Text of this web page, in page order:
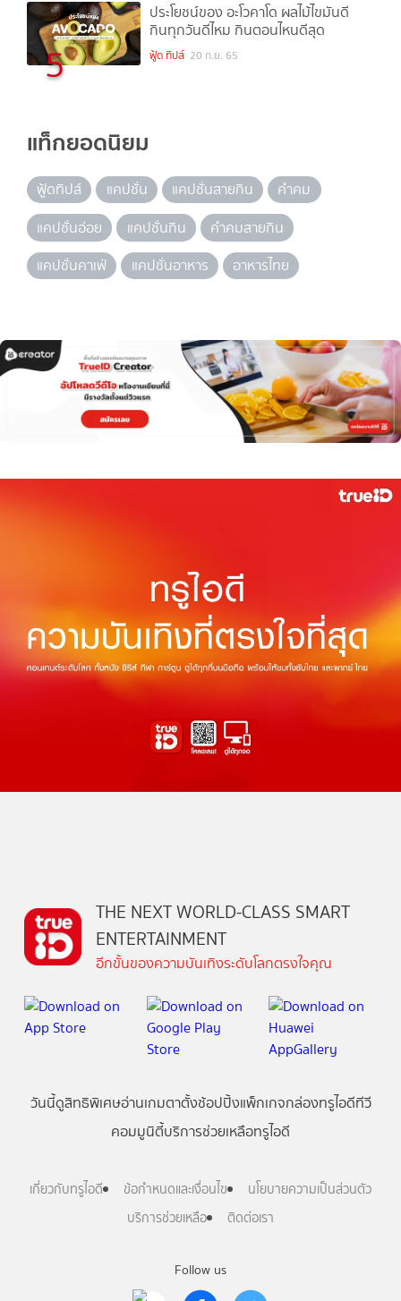
5
ประโยชน์ของ อะโวคาโด ผลไม้ไขมันดี
กินทุกวันดีไหม กินตอนไหนดีสุด
ฟู้ด ทิปส์ 20 ก.ย. 65
แท็กยอดนิยม
ฟู้ดทิปส์ แคปชั่น แคปชั่นสายกิน
คำคม
แคปชั่นอ่อย
แคปชั่นกิน
คำคมสายกิน
แคปชั่นคาเฟ่
แคปชั่นอาหาร อาหารไทย
Follow us
THE NEXT WORLD-CLASS SMART
ENTERTAINMENT
อีกขั้นของความบันเทิงระดับโลกตรงใจคุณ
วันนี้ดูสิทธิพิเศษอ่านเกมตาตั้งช้อปปิ้งแพ็กเกจกล่องทรูไอดีทีวี
คอมมูนิตี้บริการช่วยเหลือทรูไอดี
เกี่ยวกับทรูไอดี ข้อกำหนดและเงื่อนไข
นโยบายความเป็นส่วนตัว
บริการช่วยเหลือ
ติดต่อเรา